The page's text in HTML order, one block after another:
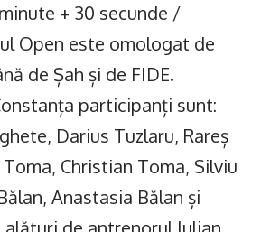
+ 30 secunde /
Open este omologat de
de Șah și de FIDE.
participanți sunt:
Darius Tuzlaru, Rareș
Christian Toma, Silviu
Anastasia Bălan și